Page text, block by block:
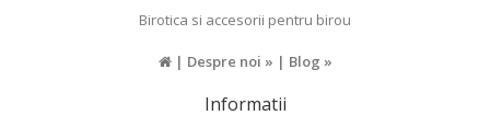
Birotica si accesorii pentru birou
| Despre noi » | Blog »
Informatii